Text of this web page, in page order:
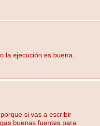
la ejecución es buena.
si vas a escribir
buenas fuentes para